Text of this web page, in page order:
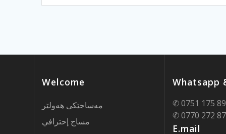
Welcome
مەساجێکی هەولێر
مساج إحترافي
Whatsapp
✆ 0751 175
✆ 0770 272
E.mail